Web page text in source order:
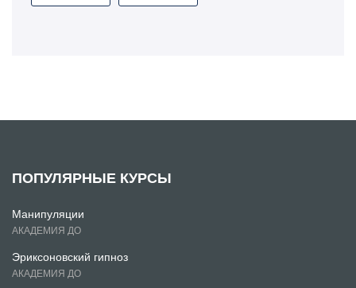
ПОПУЛЯРНЫЕ КУРСЫ
Манипуляции
АКАДЕМИЯ ДО
Эриксоновский гипноз
АКАДЕМИЯ ДО